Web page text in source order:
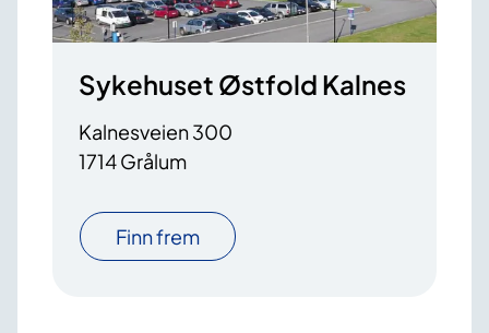
Sykehuset Østfold Kalnes
Kalnesveien 300
1714 Grålum
Finn frem